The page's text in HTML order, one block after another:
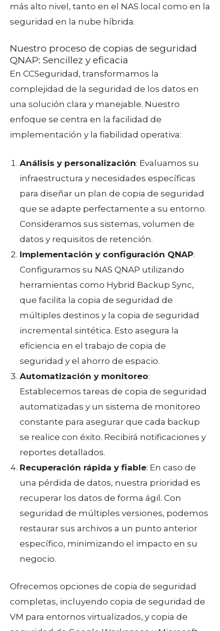
más alto nivel, tanto en el NAS local como en la
seguridad en la nube híbrida.
Nuestro proceso de copias de seguridad
QNAP: Sencillez y eficacia
En CCSeguridad, transformamos la
complejidad de la seguridad de los datos en
una solución clara y manejable. Nuestro
enfoque se centra en la facilidad de
implementación y la fiabilidad operativa:
Análisis y personalización: Evaluamos su
infraestructura y necesidades específicas
para diseñar un plan de copia de seguridad
que se adapte perfectamente a su entorno.
Consideramos sus sistemas, volumen de
datos y requisitos de retención.
Implementación y configuración QNAP:
Configuramos su NAS QNAP utilizando
herramientas como Hybrid Backup Sync,
que facilita la copia de seguridad de
múltiples destinos y la copia de seguridad
incremental sintética. Esto asegura la
eficiencia en el trabajo de copia de
seguridad y el ahorro de espacio.
Automatización y monitoreo:
Establecemos tareas de copia de seguridad
automatizadas y un sistema de monitoreo
constante para asegurar que cada backup
se realice con éxito. Recibirá notificaciones y
reportes detallados.
Recuperación rápida y fiable: En caso de
una pérdida de datos, nuestra prioridad es
recuperar los datos de forma ágil. Con
seguridad de múltiples versiones, podemos
restaurar sus archivos a un punto anterior
específico, minimizando el impacto en su
negocio.
Ofrecemos opciones de copia de seguridad
completas, incluyendo copia de seguridad de
VM para entornos virtualizados, y copia de